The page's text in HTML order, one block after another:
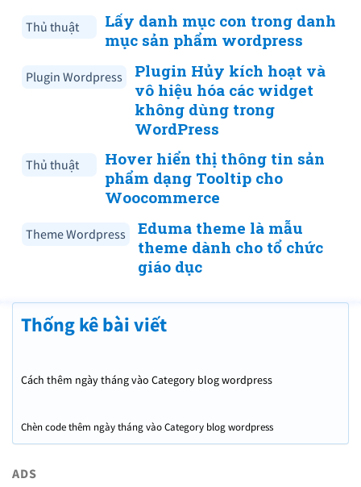
Thủ thuật
Lấy danh mục con trong danh
mục sản phẩm wordpress
Plugin Wordpress
Plugin Hủy kích hoạt và
vô hiệu hóa các widget
không dùng trong
WordPress
Thủ thuật
Hover hiển thị thông tin sản
phẩm dạng Tooltip cho
Woocommerce
Theme Wordpress
Eduma theme là mẫu
theme dành cho tổ chức
giáo dục
Thống kê bài viết
Cách thêm ngày tháng vào Category blog wordpress
Chèn code thêm ngày tháng vào Category blog wordpress
ADS